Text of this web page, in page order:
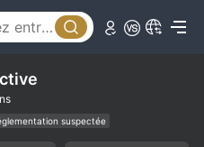
suspectée
suspectée
Risque élevé potentiel